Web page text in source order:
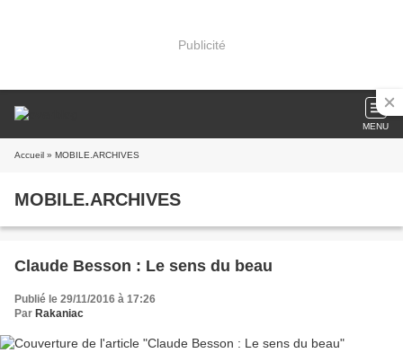
Publicité
MENU
Accueil » MOBILE.ARCHIVES
MOBILE.ARCHIVES
Claude Besson : Le sens du beau
Publié le 29/11/2016 à 17:26
Par Rakaniac